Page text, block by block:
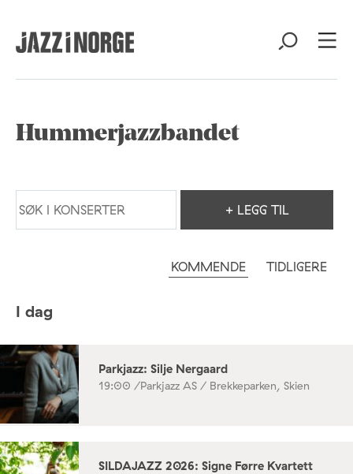
Hummerjazzbandet
+ LEGG TIL
KOMMENDE TIDLIGERE
I dag
Parkjazz: Silje Nergaard
19:00 /Parkjazz AS / Brekkeparken, Skien
SILDAJAZZ 2026: Signe Førre Kvartett